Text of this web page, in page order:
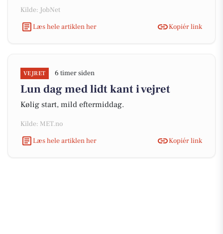
Kilde: JobNet
Læs hele artiklen her
Kopiér link
VEJRET 6 timer siden
Lun dag med lidt kant i vejret
Kølig start, mild eftermiddag.
Kilde: MET.no
Læs hele artiklen her
Kopiér link